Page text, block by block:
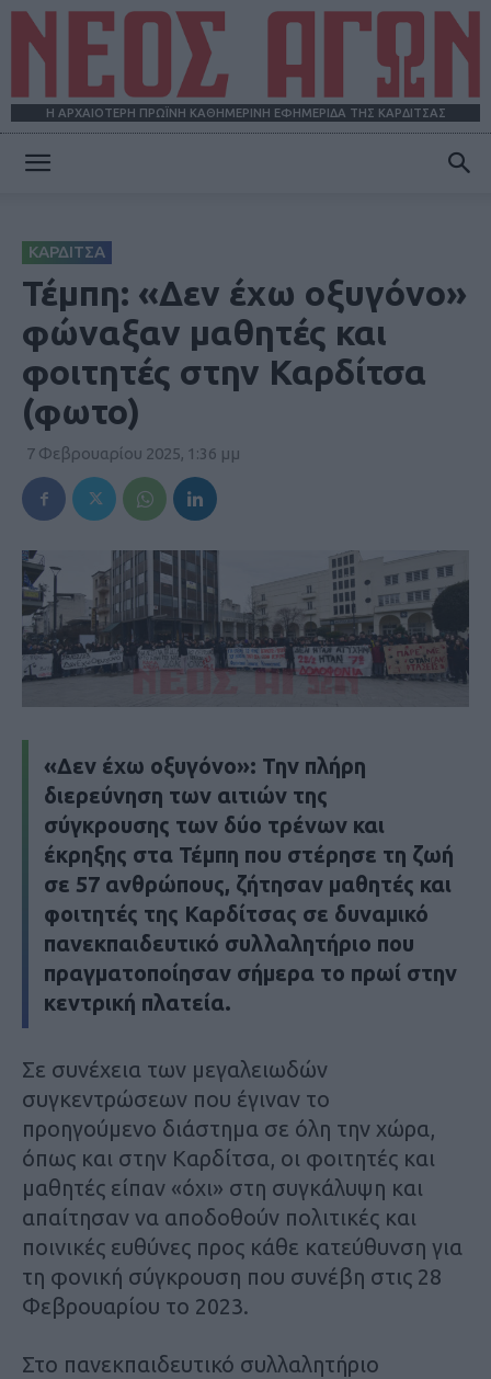
Η ΑΡΧΑΙΟΤΕΡΗ ΠΡΩΪΝΗ ΚΑΘΗΜΕΡΙΝΗ ΕΦΗΜΕΡΙΔΑ ΤΗΣ ΚΑΡΔΙΤΣΑΣ
ΚΑΡΔΙΤΣΑ
Τέμπη: «Δεν έχω οξυγόνο»
φώναξαν μαθητές και
φοιτητές στην Καρδίτσα
(φωτο)
7 Φεβρουαρίου 2025, 1:36 μμ
«Δεν έχω οξυγόνο»: Την πλήρη
διερεύνηση των αιτιών της
σύγκρουσης των δύο τρένων και
έκρηξης στα Τέμπη που στέρησε τη ζωή
σε 57 ανθρώπους, ζήτησαν μαθητές και
φοιτητές της Καρδίτσας σε δυναμικό
πανεκπαιδευτικό συλλαλητήριο που
πραγματοποίησαν σήμερα το πρωί στην
κεντρική πλατεία.
Σε συνέχεια των μεγαλειωδών
συγκεντρώσεων που έγιναν το
προηγούμενο διάστημα σε όλη την χώρα,
όπως και στην Καρδίτσα, οι φοιτητές και
μαθητές είπαν «όχι» στη συγκάλυψη και
απαίτησαν να αποδοθούν πολιτικές και
ποινικές ευθύνες προς κάθε κατεύθυνση για
τη φονική σύγκρουση που συνέβη στις 28
Φεβρουαρίου το 2023.
Στο πανεκπαιδευτικό συλλαλητήριο